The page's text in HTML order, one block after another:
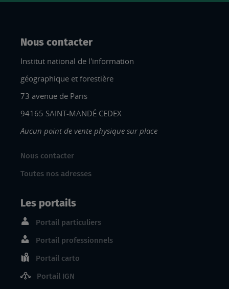
Nous contacter
Institut national de l'information
géographique et forestière
73 avenue de Paris
94165 SAINT-MANDÉ CEDEX
Aucun point de vente physique sur place
Nous contacter
Toutes nos adresses
Les portails
Portail particuliers
Portail professionnels
Portail carto
Portail IGN